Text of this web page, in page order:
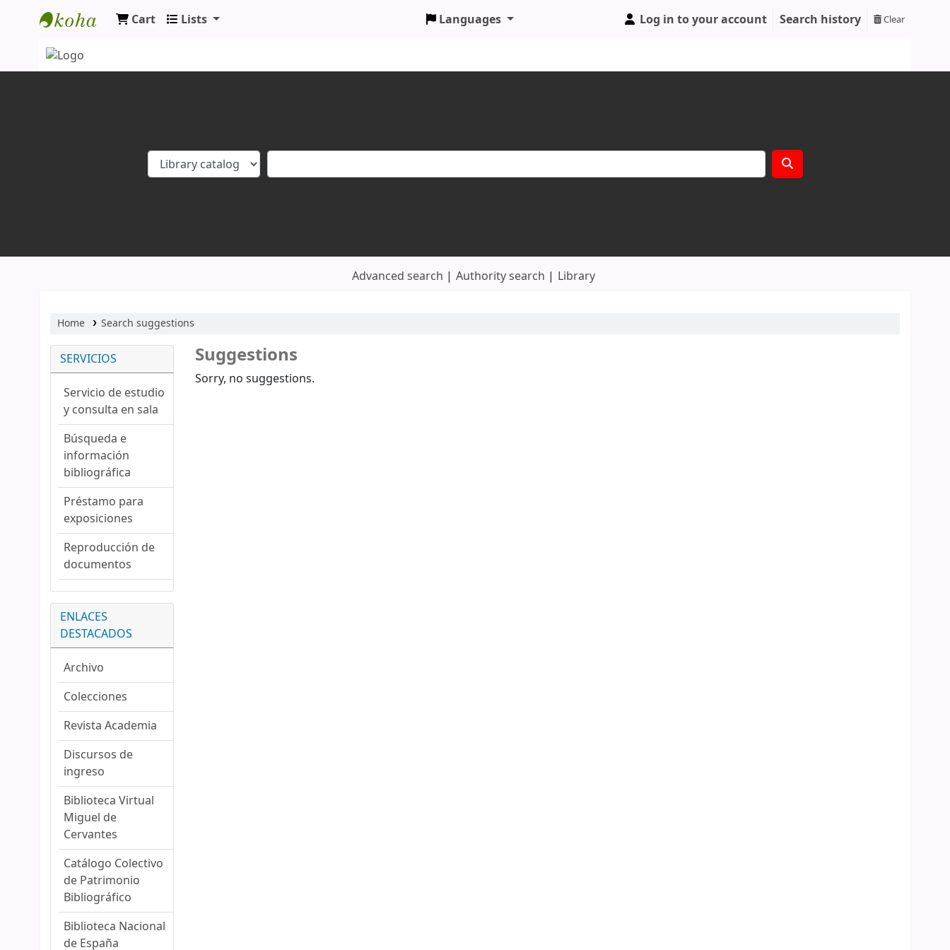
Koha online
Cart Lists Languages Log in to your account Search history Clear
Advanced search Authority search Library
Home Search suggestions
SERVICIOS
Servicio de estudio
y consulta en sala
Búsqueda e
información
bibliográfica
Préstamo para
exposiciones
Reproducción de
documentos
ENLACES
DESTACADOS
Archivo
Colecciones
Revista Academia
Discursos de
ingreso
Biblioteca Virtual
Miguel de
Cervantes
Catálogo Colectivo
de Patrimonio
Bibliográfico
Biblioteca Nacional
de España
Suggestions
Sorry, no suggestions.